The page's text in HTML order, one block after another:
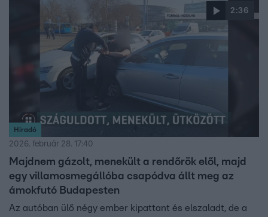
2:36
Híradó
2026. február 28. 17:40
Majdnem gázolt, menekült a rendőrök elől, majd
egy villamosmegállóba csapódva állt meg az
ámokfutó Budapesten
Az autóban ülő négy ember kipattant és elszaladt, de a